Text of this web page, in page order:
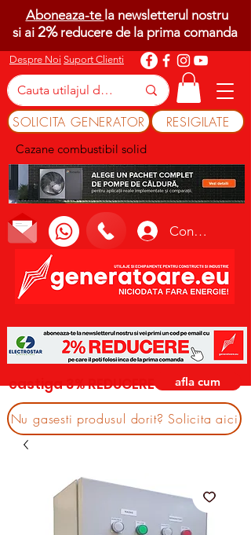
Despre Noi Suport Clienti
SOLICITA GENERATOR RESIGILATE
Cazane combustibil solid
Conectează-te
Aboneaza-te la newsletterul nostru
si ai 2%reducere de la prima comanda
castiga 3% REDUCERE afla cum
Nu gasesti produsul dorit? Solicita aici